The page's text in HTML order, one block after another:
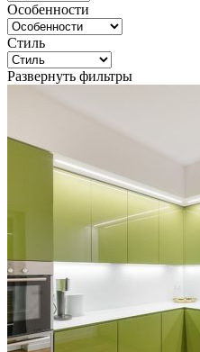
Особенности
Стиль
Развернуть фильтры